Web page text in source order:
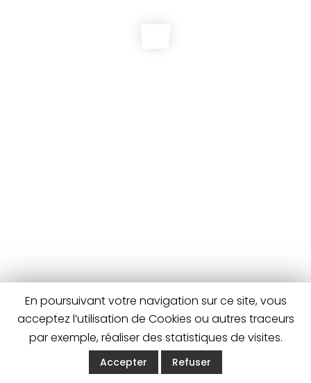
En poursuivant votre navigation sur ce site, vous
acceptez l’utilisation de Cookies ou autres traceurs
par exemple, réaliser des statistiques de visites.
Accepter Refuser